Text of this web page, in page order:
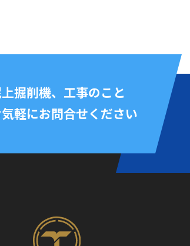
掘削機、工事のこと
軽にお問合せください